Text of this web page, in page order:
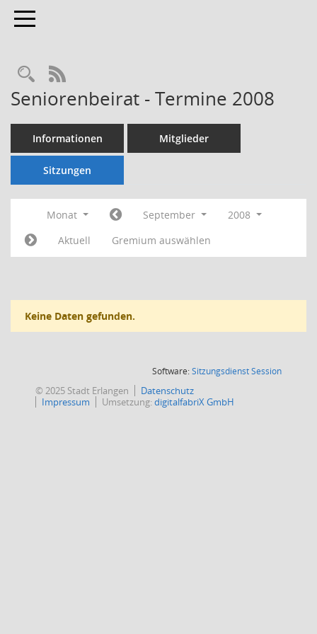
Toggle navigation
Rechercheauswahl
RSS-Feed
Seniorenbeirat - Termine 2008
Informationen Mitglieder
Sitzungen
Monat September
2008
Aktuell
Gremium auswählen
Keine Daten gefunden.
Software:SitzungsdienstSession(Wird in
© 2025 Stadt Erlangen
Datenschutz
Impressum
Umsetzung:digitalfabriX GmbH